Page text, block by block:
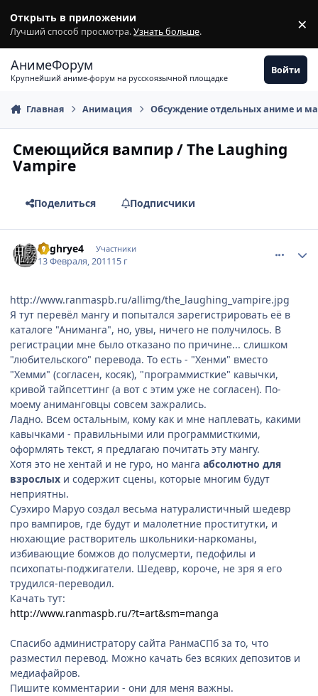
Открыть в приложении
Лучший способ просмотра.Узнать больше. ×
АнимеФорум
Крупнейший аниме-форум на русскоязычной площадке
Войти
Главная Анимация Обсуждение отдельных аниме и
Смеющийся вампир / The Laughing
Vampire
Поделиться Подписчики
Foghrye4 Участники
13 Февраля, 201115 г
http://www.ranmaspb.ru/allimg/the_laughing_vampire.jpg
Я тут перевёл мангу и попытался зарегистрировать её в
каталоге "Аниманга", но, увы, ничего не получилось. В
регистрации мне было отказано по причине... слишком
"любительского" перевода. То есть - "Хенми" вместо
"Хемми" (согласен, косяк), "программисткие" кавычки,
кривой тайпсеттинг (а вот с этим уже не согласен). По-
моему аниманговцы совсем зажрались.
Ладно. Всем остальным, кому как и мне наплевать, какими
кавычками - правильными или программисткими,
оформлять текст, я предлагаю почитать эту мангу.
Хотя это не хентай и не гуро, но манга абсолютно для
взрослых и содержит сцены, которые многим будут
неприятны.
Суэхиро Маруо создал весьма натуралистичный шедевр
про вампиров, где будут и малолетние проститутки, и
нюхающие растворитель школьники-наркоманы,
избивающие бомжов до полусмерти, педофилы и
психопаты-поджигатели. Шедевр, короче, не зря я его
трудился-переводил.
Качать тут:
http://www.ranmaspb.ru/?t=art&sm=manga
Спасибо администратору сайта РанмаСПб за то, что
разместил перевод. Можно качать без всяких депозитов и
медиафайров.
Пишите комментарии - они для меня важны.